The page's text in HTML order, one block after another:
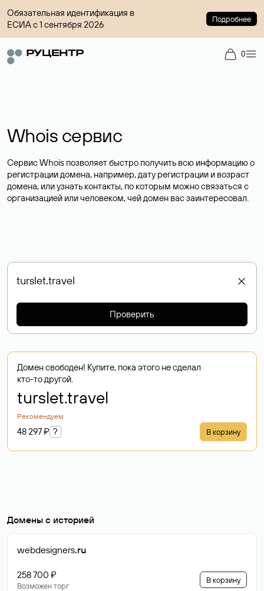
Обязательная идентификация в
ЕСИА с 1 сентября 2026
Подробнее
0
Whois сервис
Сервис Whois позволяет быстро получить всю информацию о
регистрации домена, например, дату регистрации и возраст
домена, или узнать контакты, по которым можно связаться с
организацией или человеком, чей домен вас заинтересовал.
Проверить
Домен свободен! Купите, пока этого не сделал
кто-то другой.
turslet.travel
Рекомендуем
48 297 ₽ ? В корзину
Домены с историей
webdesigners.ru
258 700 ₽
Возможен торг
В корзину